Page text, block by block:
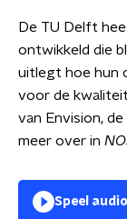
De TU Delft
ontwikkeld die
uitlegt hoe hun
voor de
van Envision,
meer over in
Speel